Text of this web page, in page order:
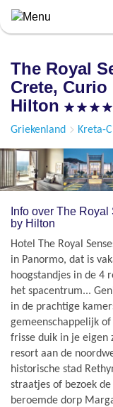
Overslaan
algemene
inhoud
The Royal
Crete,
Hilton
Griekenland Kreta-
Info over The
by Hilton
Hotel The Royal
in Panormo, dat is
hoogstandjes in de 4
het spacentrum...
in de prachtige
gemeenschappelijk
frisse duik in je eigen
resort aan de
historische stad
straatjes of bezoek
beroemde dorp